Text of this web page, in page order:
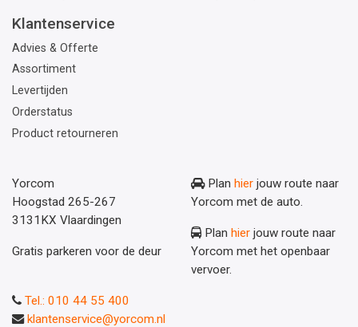
Klantenservice
Advies & Offerte
Assortiment
Levertijden
Orderstatus
Product retourneren
Yorcom
Hoogstad 265-267
3131KX Vlaardingen
Gratis parkeren voor de deur
Plan hier jouw route naar
Yorcom met de auto.
Plan hier jouw route naar
Yorcom met het openbaar
vervoer.
Tel.: 010 44 55 400
klantenservice@yorcom.nl